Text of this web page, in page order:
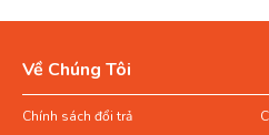
Về Chúng Tôi
Chính sách đổi trả